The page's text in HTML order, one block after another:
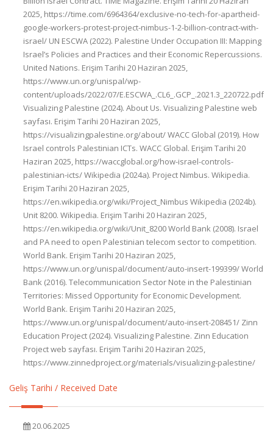
2025, https://time.com/6964364/exclusive-no-tech-for-apartheid-
google-workers-protest-project-nimbus-1-2-billion-contract-with-
israel/ UN ESCWA (2022). Palestine Under Occupation III: Mapping
Israel’s Policies and Practices and their Economic Repercussions.
United Nations. Erişim Tarihi 20 Haziran 2025,
https://www.un.org/unispal/wp-
content/uploads/2022/07/E.ESCWA_.CL6_.GCP_.2021.3_220722.pdf
Visualizing Palestine (2024). About Us. Visualizing Palestine web
sayfası. Erişim Tarihi 20 Haziran 2025,
https://visualizingpalestine.org/about/ WACC Global (2019). How
Israel controls Palestinian ICTs. WACC Global. Erişim Tarihi 20
Haziran 2025, https://waccglobal.org/how-israel-controls-
palestinian-icts/ Wikipedia (2024a). Project Nimbus. Wikipedia.
Erişim Tarihi 20 Haziran 2025,
https://en.wikipedia.org/wiki/Project_Nimbus Wikipedia (2024b).
Unit 8200. Wikipedia. Erişim Tarihi 20 Haziran 2025,
https://en.wikipedia.org/wiki/Unit_8200 World Bank (2008). Israel
and PA need to open Palestinian telecom sector to competition.
World Bank. Erişim Tarihi 20 Haziran 2025,
https://www.un.org/unispal/document/auto-insert-199399/ World
Bank (2016). Telecommunication Sector Note in the Palestinian
Territories: Missed Opportunity for Economic Development.
World Bank. Erişim Tarihi 20 Haziran 2025,
https://www.un.org/unispal/document/auto-insert-208451/ Zinn
Education Project (2024). Visualizing Palestine. Zinn Education
Project web sayfası. Erişim Tarihi 20 Haziran 2025,
https://www.zinnedproject.org/materials/visualizing-palestine/
Geliş Tarihi / Received Date
20.06.2025